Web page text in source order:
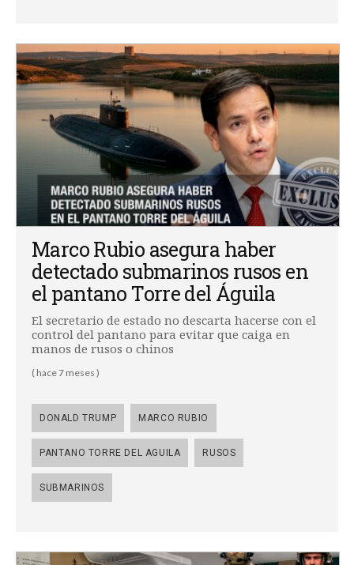
Marco Rubio asegura haber
detectado submarinos rusos en
el pantano Torre del Águila
El secretario de estado no descarta hacerse con el
control del pantano para evitar que caiga en
manos de rusos o chinos
( hace 7 meses )
DONALD TRUMP MARCO RUBIO
PANTANO TORRE DEL AGUILA RUSOS
SUBMARINOS